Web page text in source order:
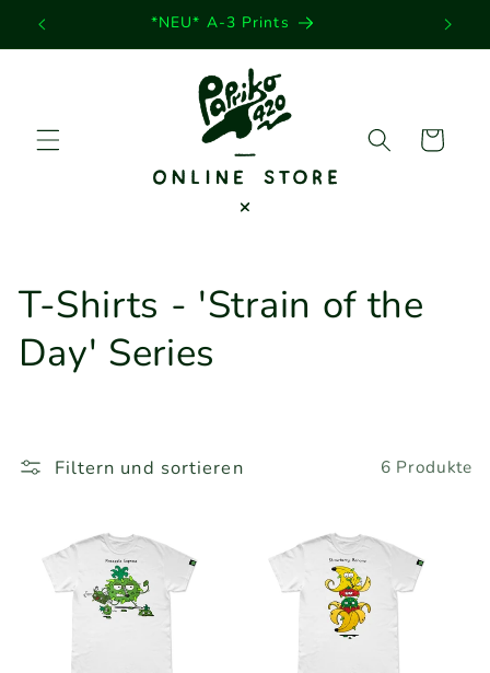
zum
Inhalt
*NEU* A-3 Prints
Warenkorb
K
a
e
T-Shirts - 'Strain of the
Day' Series
Filtern und sortieren 6 Produkte